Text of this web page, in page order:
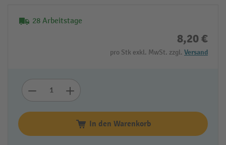
28 Arbeitstage
8,20 €
pro Stk exkl. MwSt. zzgl. Versand
In den Warenkorb